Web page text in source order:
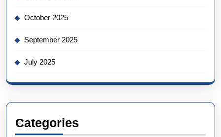
October 2025
September 2025
July 2025
Categories